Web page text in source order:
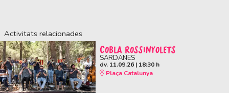
Activitats relacionades
COBLA ROSSINYOLETS
SARDANES
dv. 11.09.26| 18:30 h
Plaça Catalunya